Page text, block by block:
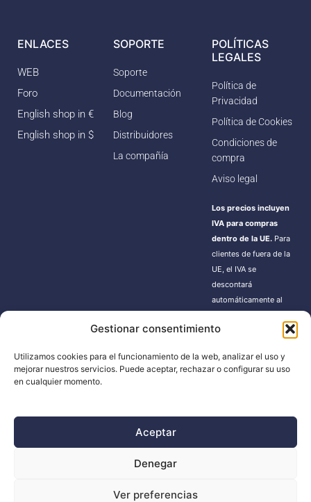
Gestionar consentimiento
Utilizamos cookies para el funcionamiento de la web, analizar el uso y
mejorar nuestros servicios. Puede aceptar, rechazar o configurar su uso
en cualquier momento.
Aceptar
Denegar
Ver preferencias
ENLACES
WEB
Foro
English shop in €
English shop in $
SOPORTE
Soporte
Documentación
Blog
Distribuidores
La compañía
POLÍTICAS
LEGALES
Política de
Privacidad
Política de Cookies
Condiciones de
compra
Aviso legal
Los precios incluyen
IVA para compras
dentro de la UE. Para
clientes de fuera de la
UE, el IVA se
descontará
automáticamente al
Estos pedidos pueden
de importación según
la normativa de cada